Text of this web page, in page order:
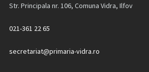
Str. Principala nr. 106, Comuna Vidra, Ilfov
021-361 22 65
secretariat@primaria-vidra.ro